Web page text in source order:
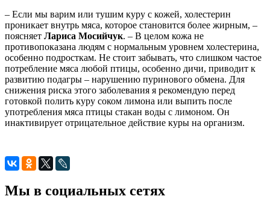
– Если мы варим или тушим куру с кожей, холестерин
проникает внутрь мяса, которое становится более жирным, –
поясняет Лариса Мосийчук. – В целом кожа не
противопоказана людям с нормальным уровнем холестерина,
особенно подросткам. Не стоит забывать, что слишком частое
потребление мяса любой птицы, особенно дичи, приводит к
развитию подагры – нарушению пуринового обмена. Для
снижения риска этого заболевания я рекомендую перед
готовкой полить куру соком лимона или выпить после
употребления мяса птицы стакан воды с лимоном. Он
инактивирует отрицательное действие куры на организм.
Мы в социальных сетях